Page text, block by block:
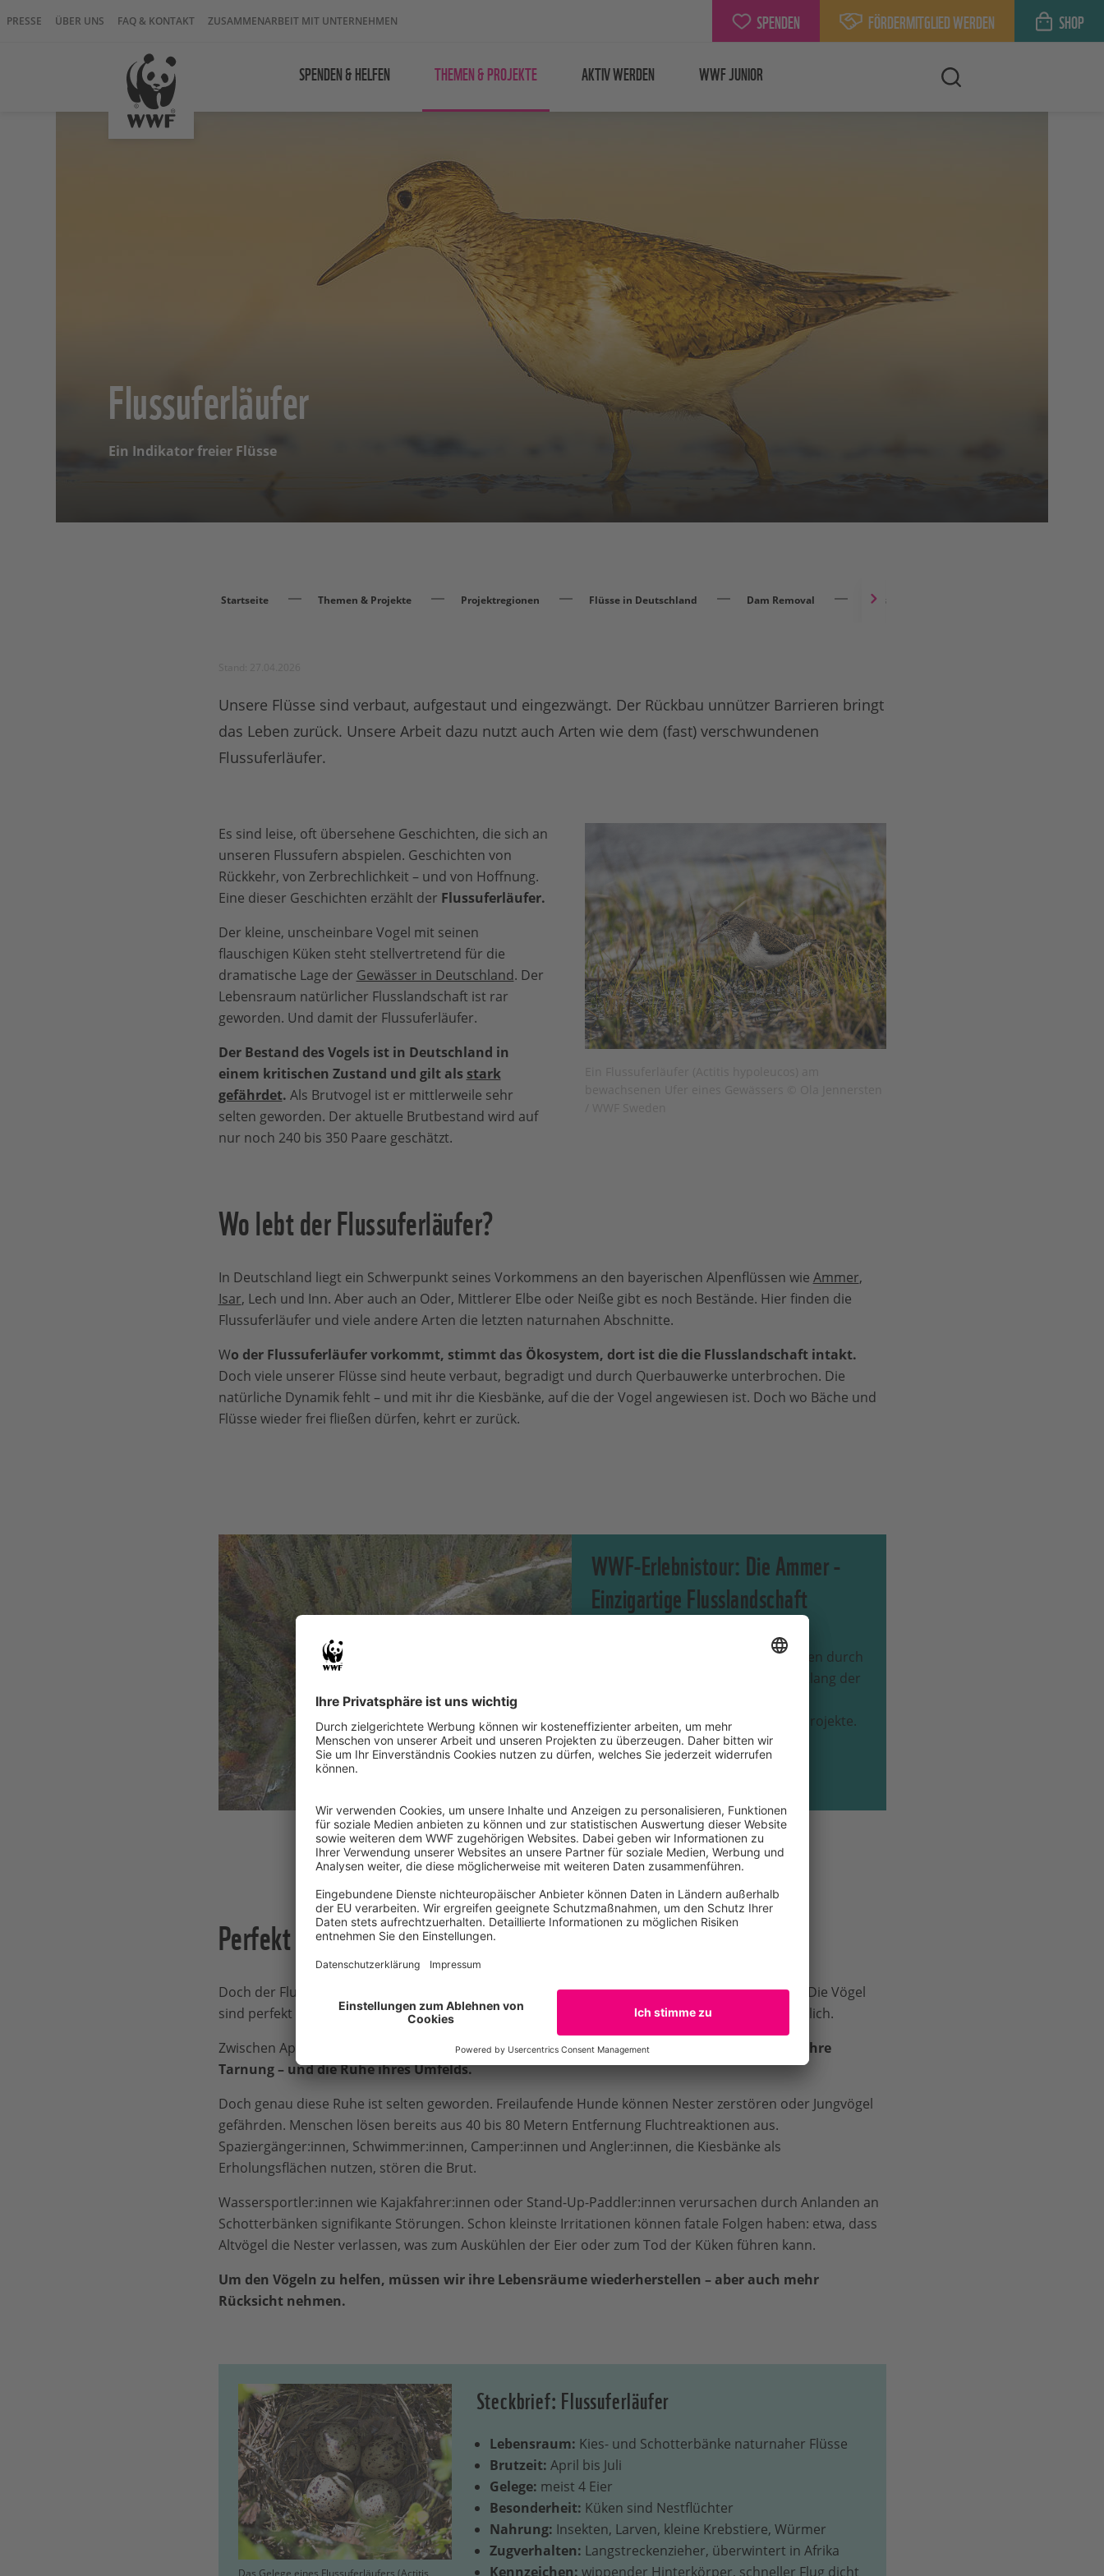
PRESSE ÜBER UNS FAQ & KONTAKT ZUSAMMENARBEIT MIT UNTERNEHMEN SPENDEN FÖRDERMITGLIED WERDEN SHOP
SPENDEN & HELFEN THEMEN & PROJEKTE AKTIV WERDEN WWF JUNIOR
Flussuferläufer
Ein Indikator freier Flüsse
Startseite Themen & Projekte Projektregionen Flüsse in Deutschland Dam Removal Flussuferläufer
Unsere Flüsse sind verbaut, aufgestaut und eingezwängt. Der Rückbau unnützer Barrieren bringt
das Leben zurück. Unsere Arbeit dazu nutzt auch Arten wie dem (fast) verschwundenen
Flussuferläufer.
Es sind leise, oft übersehene Geschichten, die sich an
unseren Flussufern abspielen. Geschichten von
Rückkehr, von Zerbrechlichkeit – und von Hoffnung.
Eine dieser Geschichten erzählt der Flussuferläufer.
Der kleine, unscheinbare Vogel mit seinen
flauschigen Küken steht stellvertretend für die
dramatische Lage der Gewässer in Deutschland. Der
Lebensraum natürlicher Flusslandschaft ist rar
geworden. Und damit der Flussuferläufer.
Der Bestand des Vogels ist in Deutschland in
einem kritischen Zustand und gilt als stark
gefährdet. Als Brutvogel ist er mittlerweile sehr
selten geworden. Der aktuelle Brutbestand wird auf
nur noch 240 bis 350 Paare geschätzt.
Wo lebt der Flussuferläufer?
In Deutschland liegt ein Schwerpunkt seines Vorkommens an den bayerischen Alpenflüssen wie Ammer,
Isar, Lech und Inn. Aber auch an Oder, Mittlerer Elbe oder Neiße gibt es noch Bestände. Hier finden die
Flussuferläufer und viele andere Arten die letzten naturnahen Abschnitte.
Wo der Flussuferläufer vorkommt, stimmt das Ökosystem, dort ist die die Flusslandschaft intakt.
Doch viele unserer Flüsse sind heute verbaut, begradigt und durch Querbauwerke unterbrochen. Die
natürliche Dynamik fehlt – und mit ihr die Kiesbänke, auf die der Vogel angewiesen ist. Doch wo Bäche und
Flüsse wieder frei fließen dürfen, kehrt er zurück.
WWF-Erlebnistour: Die Ammer -
Einzigartige Flusslandschaft
Begleiten Sie einen Wildflussexperten durch
die beeindruckende Landschaft entlang der
Spannendes über Renaturierungsprojekte.
ZUR TOUR
Perfekt angepasst – und verletzlich
Doch der Flussuferläufer ist nicht nur durch den Lebensraumverlust vom Aussterben bedroht. Die Vögel
sind perfekt an das Leben auf Kies- und Sandbänken angepasst – und gerade deshalb so verletzlich.
Zwischen April und Juli brütet der Flussuferläufer direkt am Boden.Schutz bietet ihnen allein ihre
Tarnung – und die Ruhe ihres Umfelds.
Doch genau diese Ruhe ist selten geworden. Freilaufende Hunde können Nester zerstören oder Jungvögel
gefährden. Menschen lösen bereits aus 40 bis 80 Metern Entfernung Fluchtreaktionen aus.
Spaziergänger:innen, Schwimmer:innen, Camper:innen und Angler:innen, die Kiesbänke als
Erholungsflächen nutzen, stören die Brut.
Wassersportler:innen wie Kajakfahrer:innen oder Stand-Up-Paddler:innen verursachen durch Anlanden an
Schotterbänken signifikante Störungen. Schon kleinste Irritationen können fatale Folgen haben: etwa, dass
Altvögel die Nester verlassen, was zum Auskühlen der Eier oder zum Tod der Küken führen kann.
Um den Vögeln zu helfen, müssen wir ihre Lebensräume wiederherstellen – aber auch mehr
Rücksicht nehmen.
Steckbrief: Flussuferläufer
Lebensraum: Kies- und Schotterbänke naturnaher Flüsse
Brutzeit: April bis Juli
Gelege: meist 4 Eier
Besonderheit: Küken sind Nestflüchter
Nahrung: Insekten, Larven, kleine Krebstiere, Würmer
Zugverhalten: Langstreckenzieher, überwintert in Afrika
Kennzeichen: wippender Hinterkörper, schneller Flug dicht